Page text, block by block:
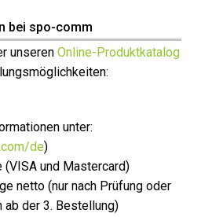
bei spo-comm
unseren Online-Produktkatalog
unter:
de)
(VISA und Mastercard)
netto (nur nach Prüfung oder
ab der 3. Bestellung)